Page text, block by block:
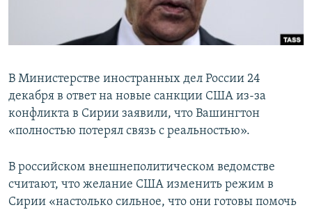
ПОБЕДИТЕЛЕЙ НЕ СУДЯТ?
КРЫМ.НЕПОКОРЕННЫЙ
УКРАИНСКАЯ ПРОБЛЕМА КРЫМА
Все сайты RFE/RL
В Министерстве иностранных дел России 24
декабря в ответ на новые санкции США из-за
конфликта в Сирии заявили, что Вашингтон
«полностью потерял связь с реальностью».
В российском внешнеполитическом ведомстве
считают, что желание США изменить режим в
Сирии «настолько сильное, что они готовы помочь